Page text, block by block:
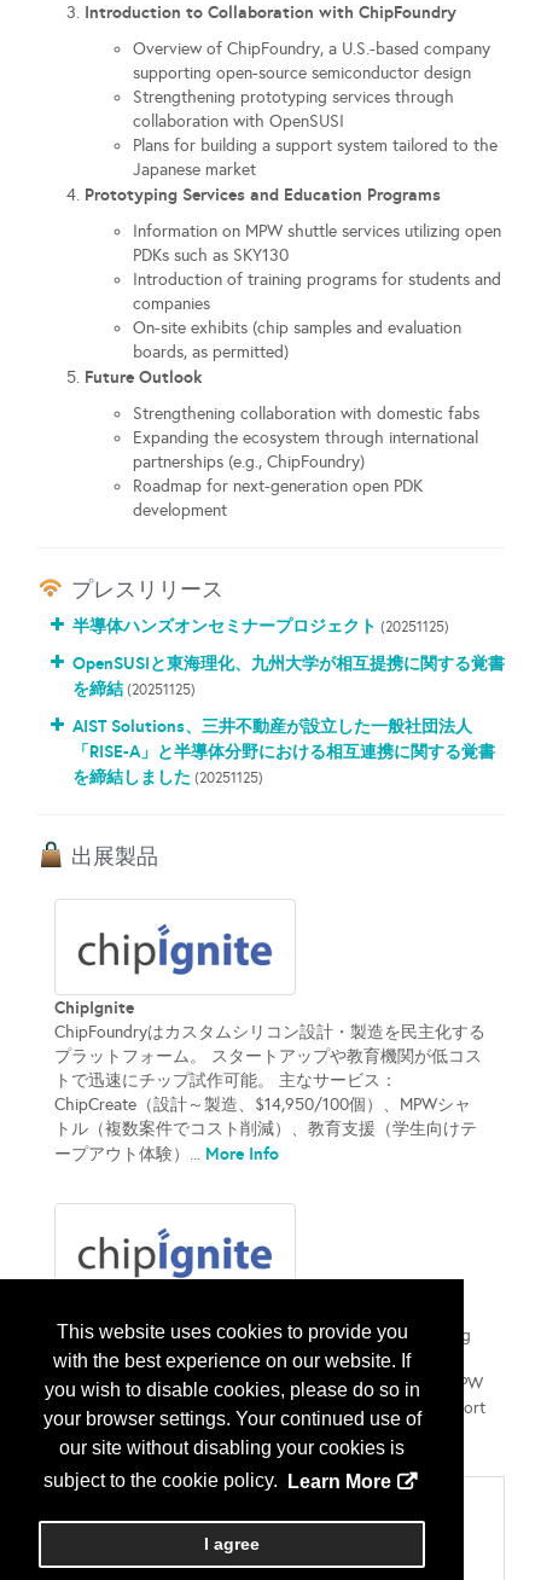
This website uses cookies to provide you
with the best experience on our website. If
you wish to disable cookies, please do so in
your browser settings. Your continued use of
our site without disabling your cookies is
subject to the cookie policy.
Learn More
I agree
Introduction to Collaboration with ChipFoundry
Overview of ChipFoundry, a U.S.-based company
supporting open-source semiconductor design
Strengthening prototyping services through
collaboration with OpenSUSI
Plans for building a support system tailored to the
Japanese market
Prototyping Services and Education Programs
Information on MPW shuttle services utilizing open
PDKs such as SKY130
Introduction of training programs for students and
companies
On-site exhibits (chip samples and evaluation
boards, as permitted)
Future Outlook
Strengthening collaboration with domestic fabs
Expanding the ecosystem through international
partnerships (e.g., ChipFoundry)
Roadmap for next-generation open PDK
development
プレスリリース
半導体ハンズオンセミナープロジェクト (20251125)
OpenSUSIと東海理化、九州大学が相互提携に関する覚書
を締結 (20251125)
AIST Solutions、三井不動産が設立した一般社団法人
「RISE-A」と半導体分野における相互連携に関する覚書
を締結しました (20251125)
出展製品
ChipIgnite
ChipFoundryはカスタムシリコン設計・製造を民主化する
プラットフォーム。 スタートアップや教育機関が低コス
トで迅速にチップ試作可能。 主なサービス：
ChipCreate（設計～製造、$14,950/100個）、MPWシャ
トル（複数案件でコスト削減）、教育支援（学生向けテ
ープアウト体験）... More Info
ChipFoundry democratizes custom silicon design, helping
startups and educators prototype chips fast and
affordably. Services: ChipCreate ($14,950/100 units), MPW
Shuttle (multi-project cost savings), and Education Support
(hands-on tapeout for students).... More Info
601 デザインソフトウェア